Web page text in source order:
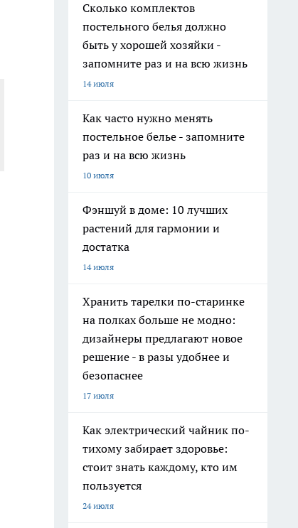
Сколько комплектов
постельного белья должно
быть у хорошей хозяйки -
запомните раз и на всю жизнь
14 июля
Как часто нужно менять
постельное белье - запомните
раз и на всю жизнь
10 июля
Фэншуй в доме: 10 лучших
растений для гармонии и
достатка
14 июля
Хранить тарелки по-старинке
на полках больше не модно:
дизайнеры предлагают новое
решение - в разы удобнее и
безопаснее
17 июля
Как электрический чайник по-
тихому забирает здоровье:
стоит знать каждому, кто им
пользуется
24 июля